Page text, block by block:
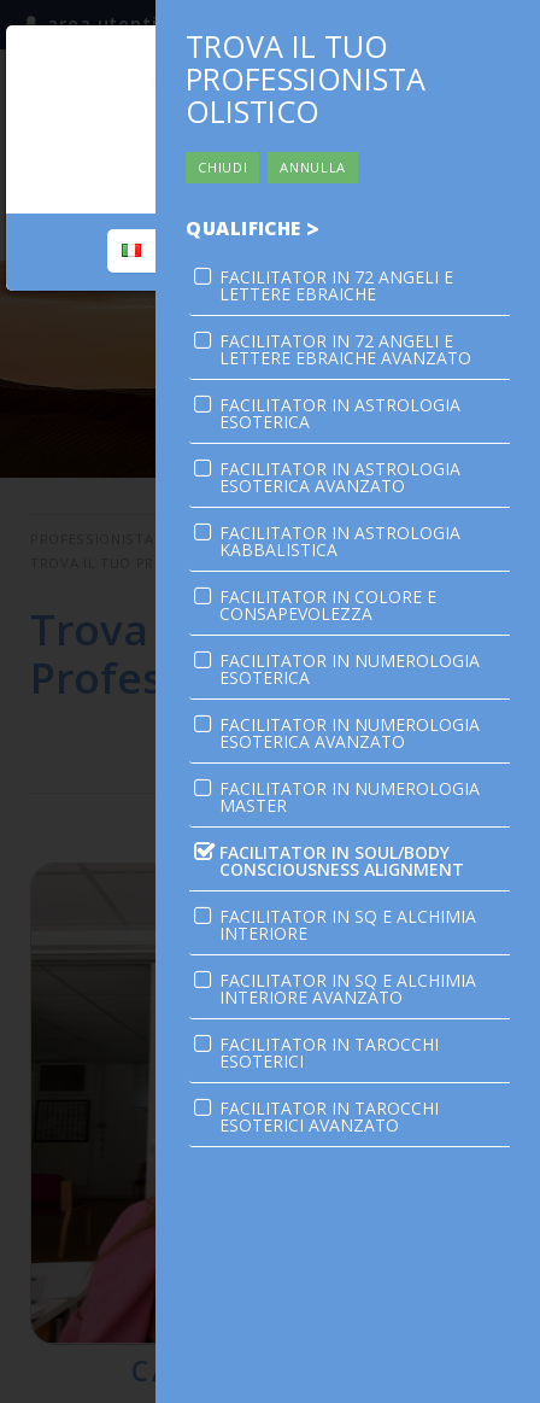
iscriviti alla mailing list
(italiano)
area utenti
LA SCUOLA
PERCORSO PERSONALE
PROFESSIONISTA OLISTICO
PROFESSIONISTA OLISTICO >
Trova il tuo
Professionista Olistico
n. 4
CARIA CRISTIANA
TROVA IL TUO
PROFESSIONISTA
OLISTICO
CHIUDI ANNULLA
QUALIFICHE
FACILITATOR IN 72 ANGELI E
LETTERE EBRAICHE
FACILITATOR IN 72 ANGELI E
LETTERE EBRAICHE AVANZATO
FACILITATOR IN ASTROLOGIA
ESOTERICA
FACILITATOR IN ASTROLOGIA
ESOTERICA AVANZATO
FACILITATOR IN ASTROLOGIA
KABBALISTICA
FACILITATOR IN COLORE E
CONSAPEVOLEZZA
FACILITATOR IN NUMEROLOGIA
ESOTERICA
FACILITATOR IN NUMEROLOGIA
ESOTERICA AVANZATO
FACILITATOR IN NUMEROLOGIA
MASTER
FACILITATOR IN SOUL/BODY
CONSCIOUSNESS ALIGNMENT
FACILITATOR IN SQ E ALCHIMIA
INTERIORE
FACILITATOR IN SQ E ALCHIMIA
INTERIORE AVANZATO
FACILITATOR IN TAROCCHI
ESOTERICI
FACILITATOR IN TAROCCHI
ESOTERICI AVANZATO
continua | continue: